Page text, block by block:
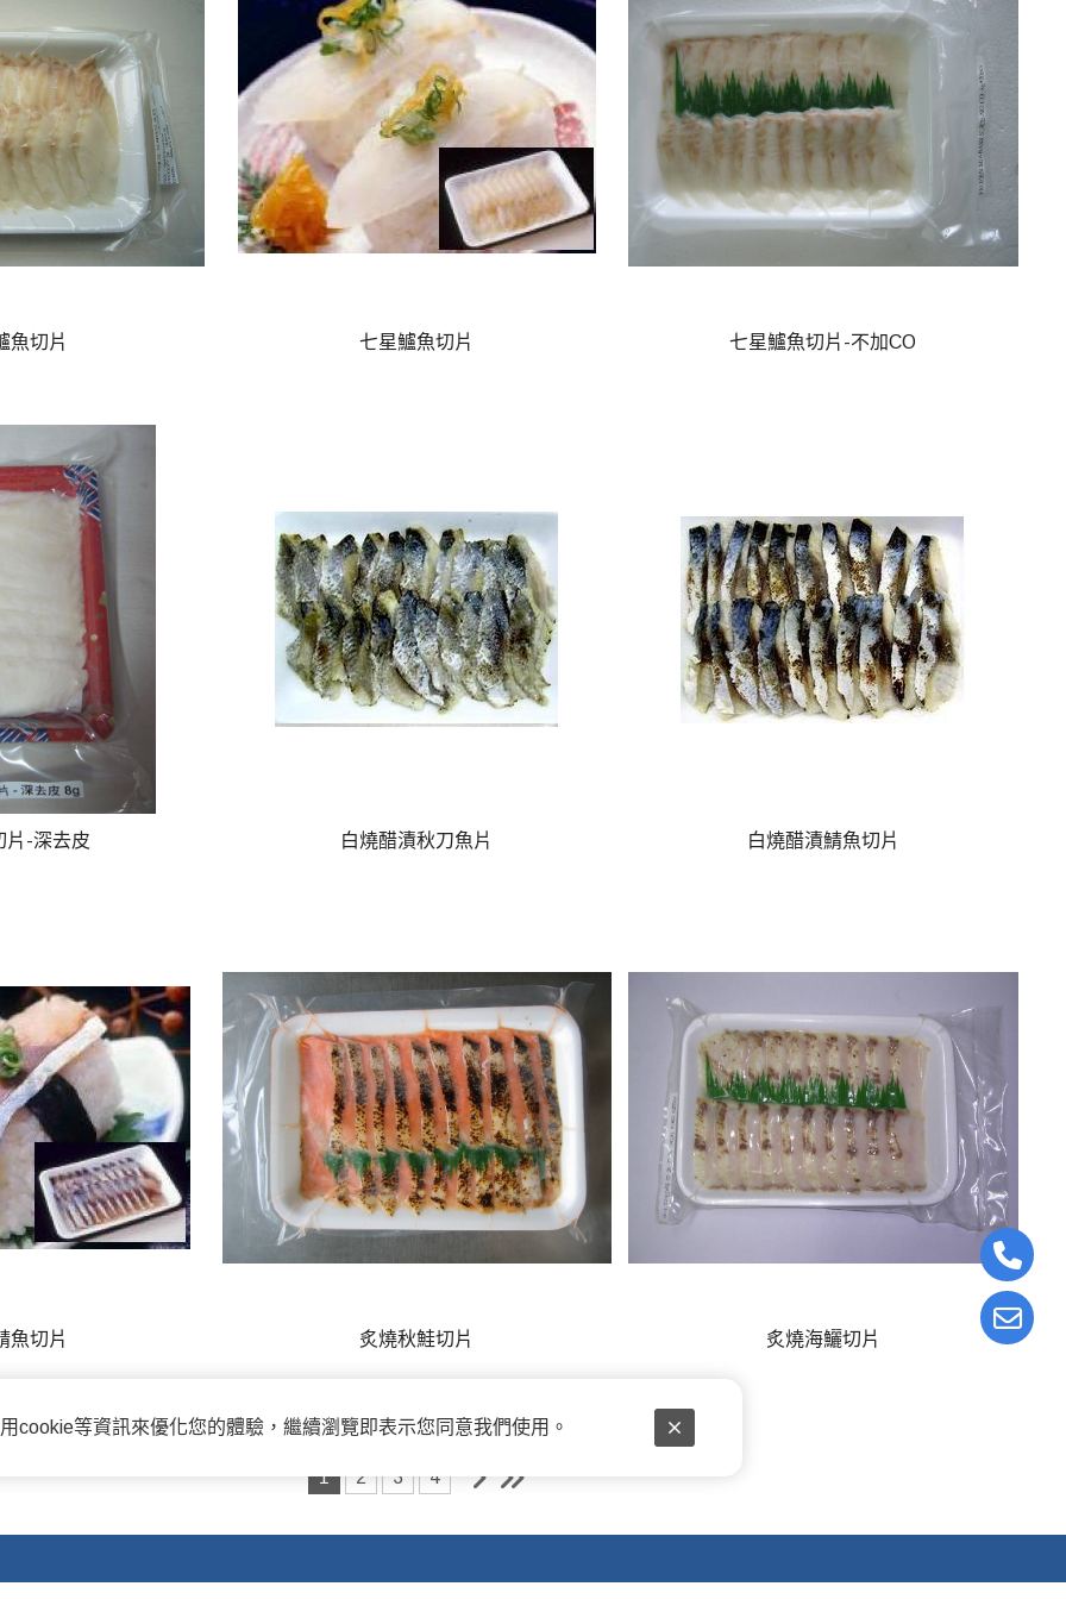
魚切片 七星鱸魚切片 七星鱸魚切片-不加CO
片-深去皮 白燒醋漬秋刀魚片 白燒醋漬鯖魚切片
魚切片 炙燒秋鮭切片 炙燒海鱺切片
1 2 3 4
cookie等資訊來優化您的體驗，繼續瀏覽即表示您同意我們使用。